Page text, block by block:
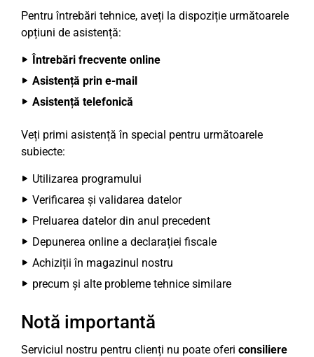
Pentru întrebări tehnice, aveți la dispoziție următoarele
opțiuni de asistență:
Întrebări frecvente online
Asistență prin e-mail
Asistență telefonică
Veți primi asistență în special pentru următoarele
subiecte:
Utilizarea programului
Verificarea și validarea datelor
Preluarea datelor din anul precedent
Depunerea online a declarației fiscale
Achiziții în magazinul nostru
precum și alte probleme tehnice similare
Notă importantă
Serviciul nostru pentru clienți nu poate oferi consiliere